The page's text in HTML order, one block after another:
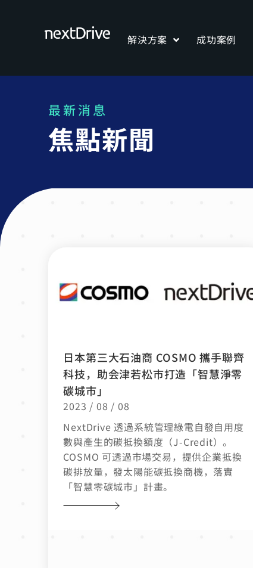
解決方案 成功案例
最新消息
焦點新聞
日本第三大石油商 COSMO 攜手聯齊
科技，助会津若松市打造「智慧淨零
碳城市」
2023 / 08 / 08
NextDrive 透過系統管理綠電自發自用度
數與產生的碳抵換額度（J-Credit）。
COSMO 可透過市場交易，提供企業抵換
碳排放量，發太陽能碳抵換商機，落實
「智慧零碳城市」計畫。